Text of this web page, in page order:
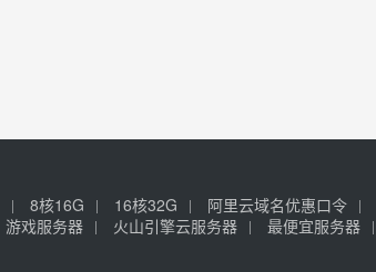
8核16G 16核32G 阿里云域名优惠口令
游戏服务器 火山引擎云服务器 最便宜服务器